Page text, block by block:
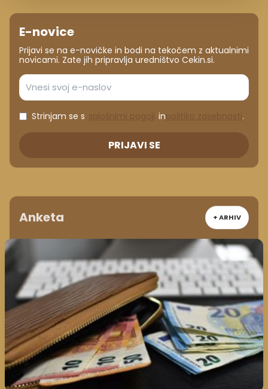
E-novice
Prijavi se na e-novičke in bodi na tekočem z aktualnimi
novicami. Zate jih pripravlja uredništvo Cekin.si.
Strinjam se s in .
PRIJAVI SE
Anketa + ARHIV